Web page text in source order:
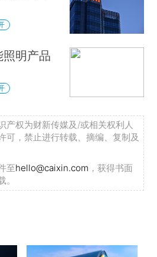
明产品
产权为财新传媒及/或相关权利人
可，禁止进行转载、摘编、复制及
至hello@caixin.com ，获得书面